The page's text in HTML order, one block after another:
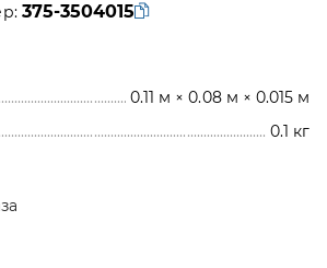
375-3504015
0.11 м × 0.08 м × 0.015 м
0.1 кг